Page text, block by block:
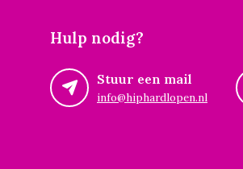
Hulp nodig?
Stuur een mail
info@hiphardlopen.nl